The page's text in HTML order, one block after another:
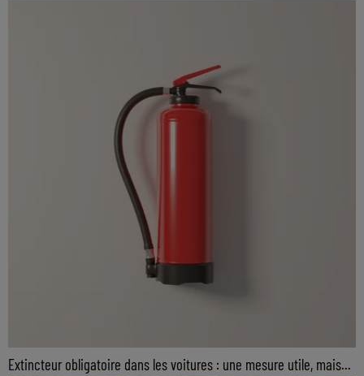
Extincteur obligatoire dans les voitures : une mesure utile, mais...